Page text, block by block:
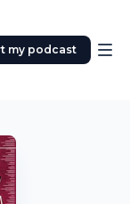
my podcast